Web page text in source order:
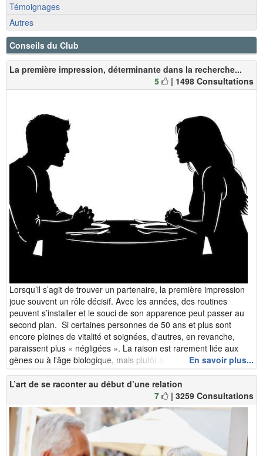
Témoignages
Autres
Conseils du Club
La première impression, déterminante dans la recherche...
5
| 1498 Consultations
Lorsqu’il s’agit de trouver un partenaire, la première impression
joue souvent un rôle décisif. Avec les années, des routines
peuvent s’installer et le souci de son apparence peut passer au
second plan. Si certaines personnes de 50 ans et plus sont
encore pleines de vitalité et soignées, d'autres, en revanche,
paraissent plus « négligées ». La raison est rarement liée aux
gènes ou à l'âge biologique, mais plutôt à l’importance qu’elles...
En savoir plus...
L’art de se raconter au début d’une relation
7
| 3259 Consultations